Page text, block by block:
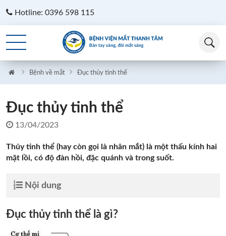
Hotline: 0396 598 115
Bệnh về mắt Đục thủy tinh thể
Đục thủy tinh thể
13/04/2023
Thủy tinh thể (hay còn gọi là nhân mắt) là một thấu kính hai
mặt lồi, có độ đàn hồi, đặc quánh và trong suốt.
Nội dung
Đục thủy tinh thể là gì?